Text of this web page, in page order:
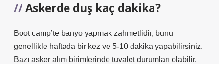
Askerde duş kaç dakika?
Boot camp’te banyo yapmak zahmetlidir, bunu
genellikle haftada bir kez ve 5-10 dakika yapabilirsiniz.
Bazı asker alım birimlerinde tuvalet durumları olabilir.